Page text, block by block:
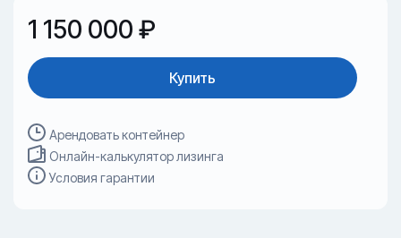
1 150 000 ₽
Купить
Арендовать контейнер
Онлайн-калькулятор лизинга
Условия гарантии